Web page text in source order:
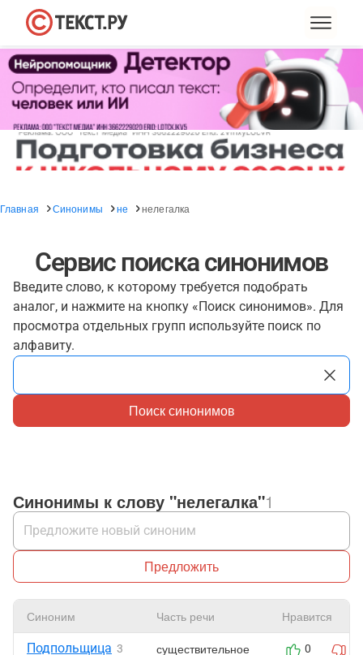
Главная Синонимы не нелегалка
Сервис поиска синонимов
Введите слово, к которому требуется подобрать
аналог, и нажмите на кнопку «Поиск синонимов». Для
просмотра отдельных групп используйте поиск по
алфавиту.
Поиск синонимов
Синонимы к слову "нелегалка"1
Предложить
Синоним Часть речи Нравится
Подпольщица 3 существительное 0